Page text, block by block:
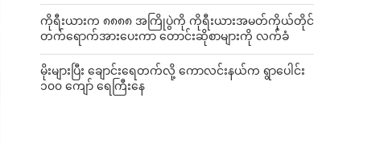
ကိုရီးယားက ၈၈၈၈ အကြိုပွဲကို ကိုရီးယားအမတ်ကိုယ်တိုင်
တက်ရောက်အားပေးကာ တောင်းဆိုစာများကို လက်ခံ
⁨မိုးများပြီး ချောင်းရေတက်လို့ ကောလင်းနယ်က ရွာပေါင်း
၁၀၀ ကျော် ရေကြီးနေ